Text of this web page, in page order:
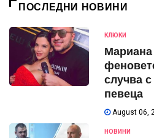
ПОСЛЕДНИ НОВИНИ
КЛЮКИ
случва
певеца
August 06,
НОВИНИ